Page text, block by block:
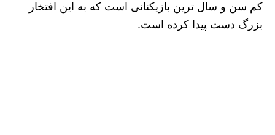
کم سن و سال ترین بازیکنانی است که به این افتخار
بزرگ دست پیدا کرده است.